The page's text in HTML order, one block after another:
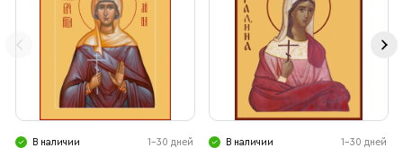
В наличии 1-30 дней В наличии 1-30 дней